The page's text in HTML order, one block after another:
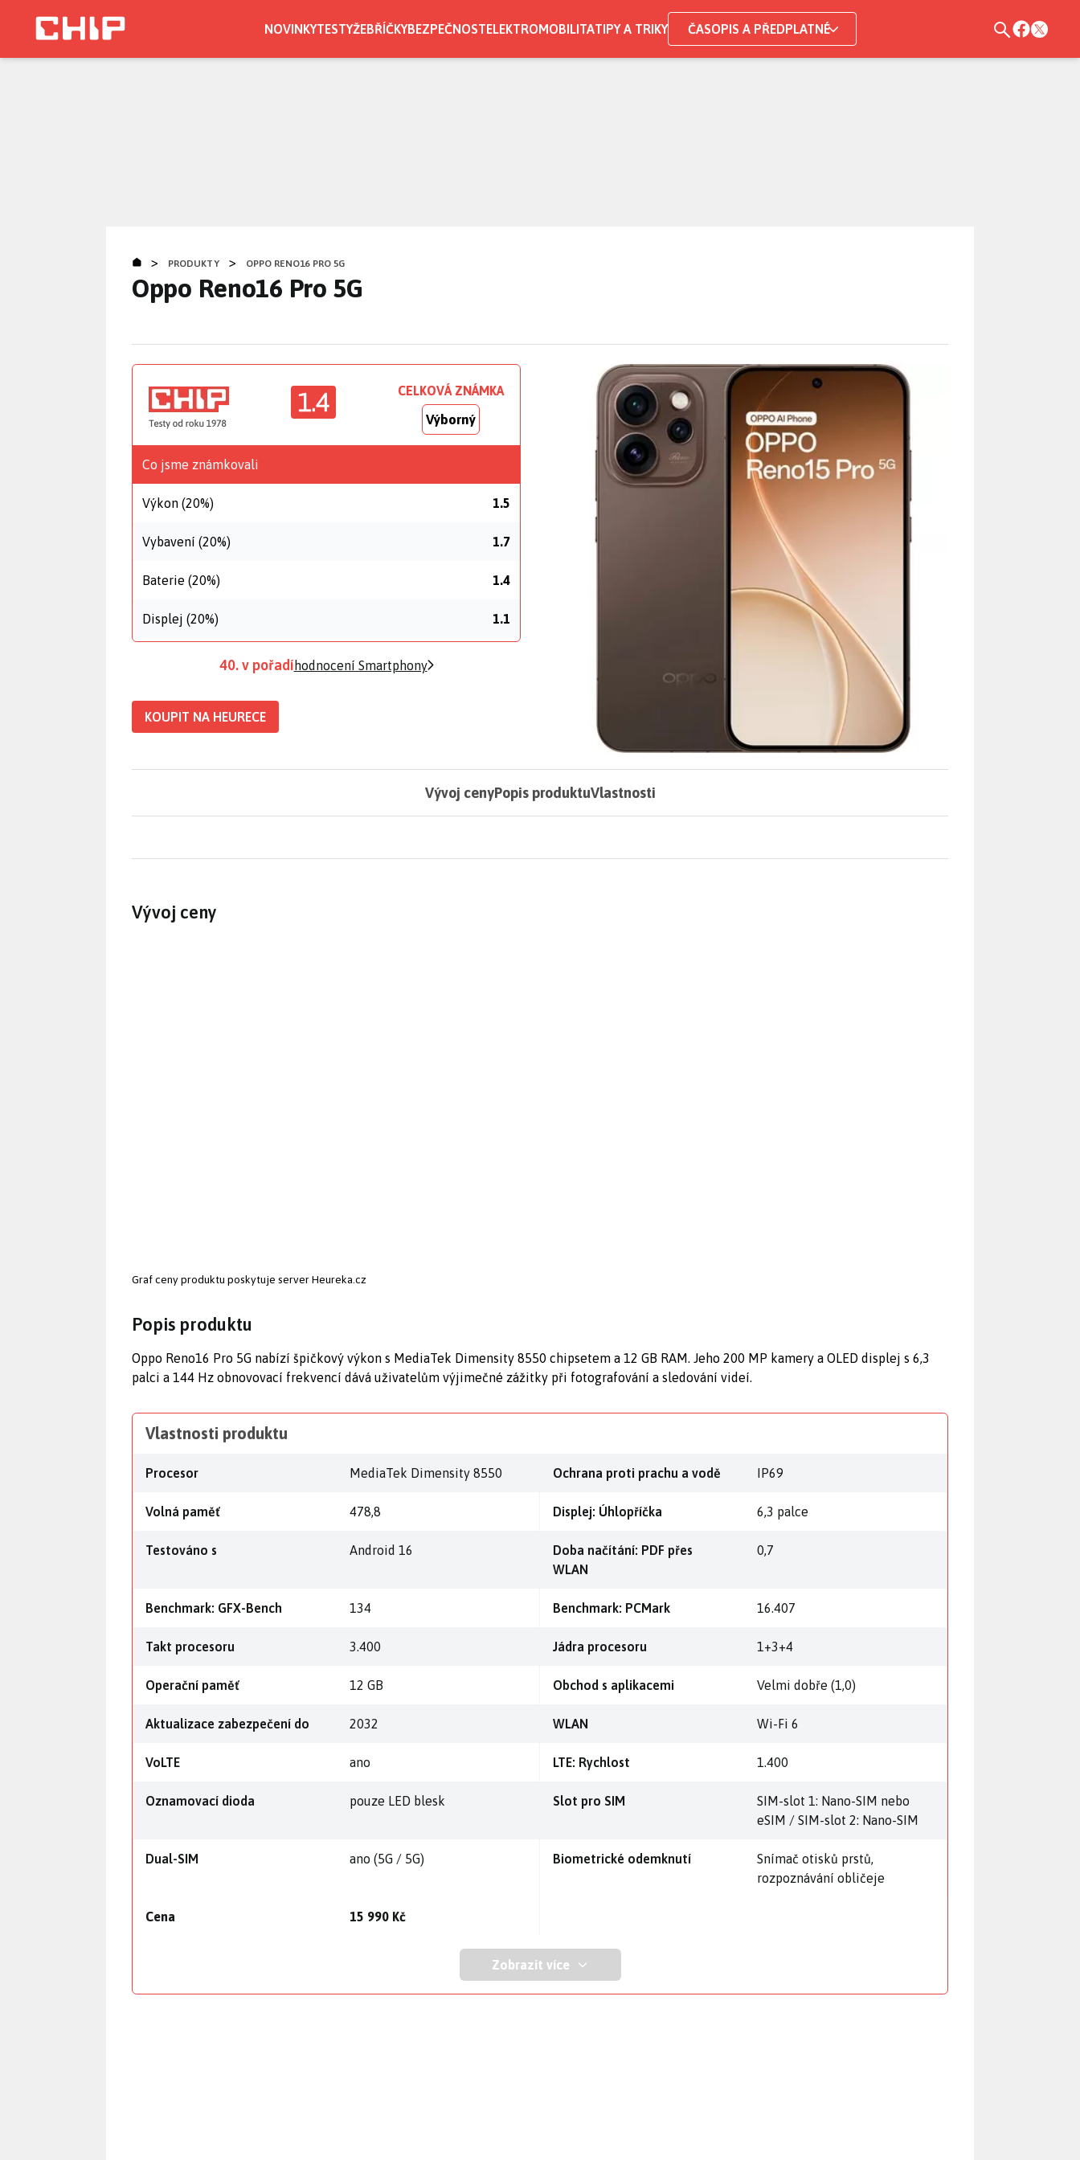
NOVINKYTESTYŽEBŘÍČKYBEZPEČNOSTELEKTROMOBILITATIPY A TRIKY ČASOPIS A PŘEDPLATNÉ
> PRODUKTY > OPPO RENO16 PRO 5G
Oppo Reno16 Pro 5G
1.4 CELKOVÁ ZNÁMKA
Výborný
Co jsme známkovali
Výkon (20%) 1.5
Vybavení (20%) 1.7
Baterie (20%) 1.4
Displej (20%) 1.1
40. v pořadí hodnocení Smartphony
KOUPIT NA HEURECE
Vývoj cenyPopis produktuVlastnosti
Vývoj ceny
Graf ceny produktu poskytuje server Heureka.cz
Popis produktu
Oppo Reno16 Pro 5G nabízí špičkový výkon s MediaTek Dimensity 8550 chipsetem a 12 GB RAM. Jeho 200 MP kamery a OLED displej s 6,3
palci a 144 Hz obnovovací frekvencí dává uživatelům výjimečné zážitky při fotografování a sledování videí.
Vlastnosti produktu
Procesor MediaTek Dimensity 8550 Ochrana proti prachu a vodě IP69
Volná paměť 478,8 Displej: Úhlopříčka 6,3 palce
Testováno s Android 16
Doba načítání: PDF přes
WLAN
0,7
Benchmark: GFX-Bench 134 Benchmark: PCMark 16.407
Takt procesoru 3.400 Jádra procesoru 1+3+4
Operační paměť 12 GB Obchod s aplikacemi Velmi dobře (1,0)
Aktualizace zabezpečení do 2032 WLAN Wi-Fi 6
VoLTE ano LTE: Rychlost 1.400
Oznamovací dioda pouze LED blesk Slot pro SIM
SIM-slot 1: Nano-SIM nebo
eSIM / SIM-slot 2: Nano-SIM
Dual-SIM ano (5G / 5G) Biometrické odemknutí
Snímač otisků prstů,
rozpoznávání obličeje
Cena 15 990 Kč
Zobrazit více